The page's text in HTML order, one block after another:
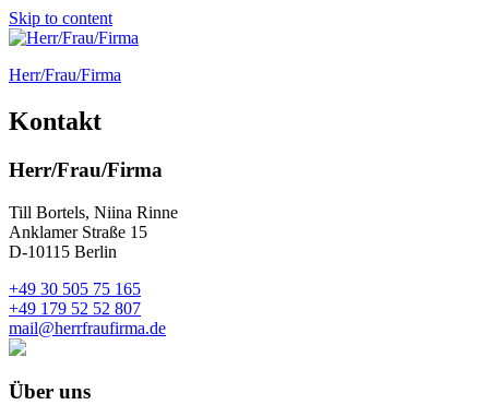
Skip to content
Herr/Frau/Firma
Kontakt
Herr/Frau/Firma
Till Bortels, Niina Rinne
Anklamer Straße 15
D-10115 Berlin
+49 30 505 75 165
+49 179 52 52 807
mail@herrfraufirma.de
Über uns